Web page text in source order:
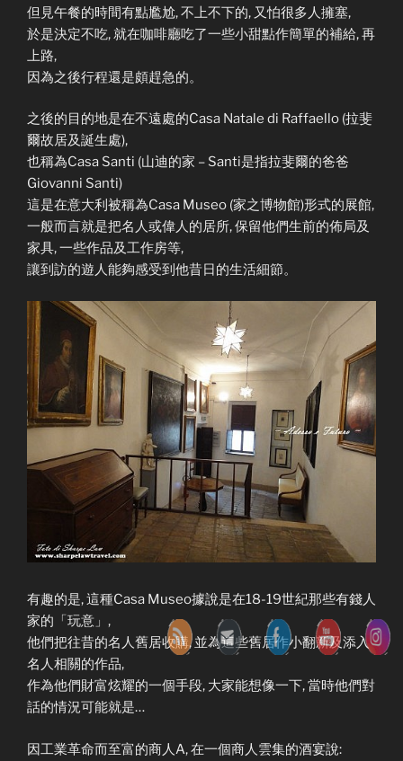
但見午餐的時間有點尷尬, 不上不下的, 又怕很多人擁塞,
於是決定不吃, 就在咖啡廳吃了一些小甜點作簡單的補給, 再
上路,
因為之後行程還是頗趕急的。
之後的目的地是在不遠處的Casa Natale di Raffaello (拉斐
爾故居及誕生處),
也稱為Casa Santi (山迪的家 – Santi是指拉斐爾的爸爸
Giovanni Santi)
這是在意大利被稱為Casa Museo (家之博物館)形式的展館,
一般而言就是把名人或偉人的居所, 保留他們生前的佈局及
家具, 一些作品及工作房等,
讓到訪的遊人能夠感受到他昔日的生活細節。
有趣的是, 這種Casa Museo據說是在18-19世紀那些有錢人
家的「玩意」,
他們把往昔的名人舊居收購, 並為這些舊居作小翻新及添入
名人相關的作品,
作為他們財富炫耀的一個手段, 大家能想像一下, 當時他們對
話的情況可能就是…
因工業革命而至富的商人A, 在一個商人雲集的酒宴說: